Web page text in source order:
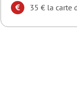
35 € la carte